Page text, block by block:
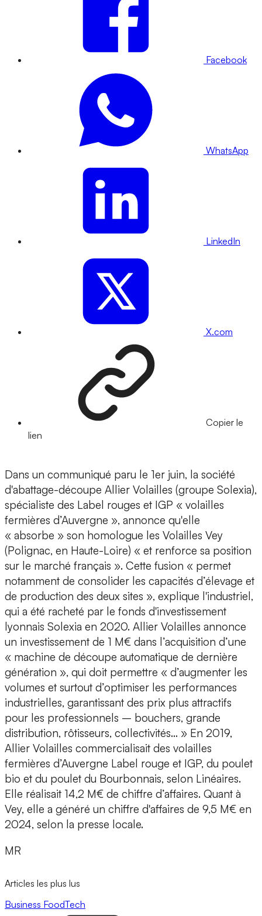
Facebook
WhatsApp
LinkedIn
X.com
Copier le
lien
Dans un communiqué paru le 1er juin, la société
d'abattage-découpe Allier Volailles (groupe Solexia),
spécialiste des Label rouges et IGP « volailles
fermières d’Auvergne », annonce qu'elle
« absorbe » son homologue les Volailles Vey
(Polignac, en Haute-Loire) « et renforce sa position
sur le marché français ». Cette fusion « permet
notamment de consolider les capacités d’élevage et
de production des deux sites », explique l'industriel,
qui a été racheté par le fonds d'investissement
lyonnais Solexia en 2020. Allier Volailles annonce
un investissement de 1 M€ dans l’acquisition d’une
« machine de découpe automatique de dernière
génération », qui doit permettre « d’augmenter les
volumes et surtout d’optimiser les performances
industrielles, garantissant des prix plus attractifs
pour les professionnels – bouchers, grande
distribution, rôtisseurs, collectivités... » En 2019,
Allier Volailles commercialisait des volailles
fermières d’Auvergne Label rouge et IGP, du poulet
bio et du poulet du Bourbonnais, selon Linéaires.
Elle réalisait 14,2 M€ de chiffre d’affaires. Quant à
Vey, elle a généré un chiffre d'affaires de 9,5 M€ en
2024, selon la presse locale.
MR
Articles les plus lus
Business FoodTech